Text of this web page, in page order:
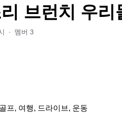
브런치 우리
∙ 멤버 3
프, 여행, 드라이브, 운동